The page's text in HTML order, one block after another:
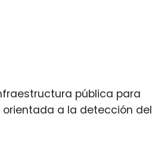
pública para
orientada a la detección del